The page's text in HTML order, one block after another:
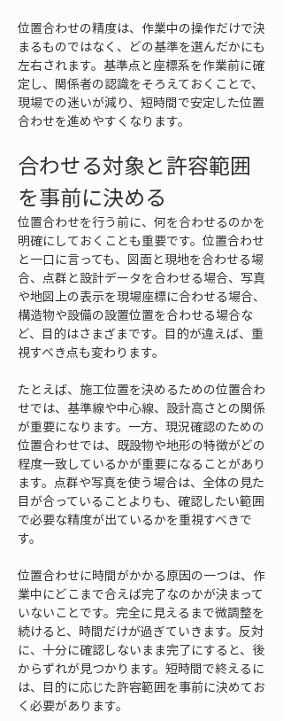
位置合わせの精度は、作業中の操作だけで決
まるものではなく、どの基準を選んだかにも
左右されます。基準点と座標系を作業前に確
定し、関係者の認識をそろえておくことで、
現場での迷いが減り、短時間で安定した位置
合わせを進めやすくなります。
合わせる対象と許容範囲
を事前に決める
位置合わせを行う前に、何を合わせるのかを
明確にしておくことも重要です。位置合わせ
と一口に言っても、図面と現地を合わせる場
合、点群と設計データを合わせる場合、写真
や地図上の表示を現場座標に合わせる場合、
構造物や設備の設置位置を合わせる場合な
ど、目的はさまざまです。目的が違えば、重
視すべき点も変わります。
たとえば、施工位置を決めるための位置合わ
せでは、基準線や中心線、設計高さとの関係
が重要になります。一方、現況確認のための
位置合わせでは、既設物や地形の特徴がどの
程度一致しているかが重要になることがあり
ます。点群や写真を使う場合は、全体の見た
目が合っていることよりも、確認したい範囲
で必要な精度が出ているかを重視すべきで
す。
位置合わせに時間がかかる原因の一つは、作
業中にどこまで合えば完了なのかが決まって
いないことです。完全に見えるまで微調整を
続けると、時間だけが過ぎていきます。反対
に、十分に確認しないまま完了にすると、後
からずれが見つかります。短時間で終えるに
は、目的に応じた許容範囲を事前に決めてお
く必要があります。